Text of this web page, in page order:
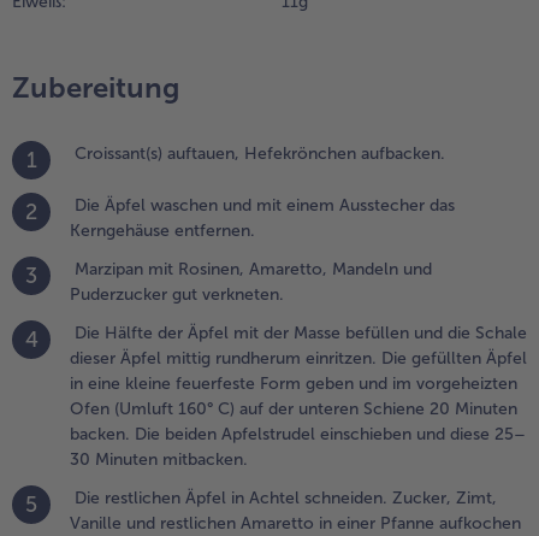
restlichen
in Achtel
Zimt,
und
in
Pfanne
und
dann
Zubereitung
1 Croissant(s) auftauen, Hefekrönchen aufbacken.
2
Die Äpfel waschen und mit einem Ausstecher das
Kerngehäuse entfernen.
3
Marzipan mit Rosinen, Amaretto, Mandeln und
Puderzucker gut verkneten.
4
Die Hälfte der Äpfel mit der Masse befüllen und die Schale
dieser Äpfel mittig rundherum einritzen. Die gefüllten Äpfel
in eine kleine feuerfeste Form geben und im vorgeheizten
Ofen (Umluft 160° C) auf der unteren Schiene 20 Minuten
backen. Die beiden Apfelstrudel einschieben und diese 25–
30 Minuten mitbacken.
5
Die restlichen Äpfel in Achtel schneiden. Zucker, Zimt,
Vanille und restlichen Amaretto in einer Pfanne aufkochen